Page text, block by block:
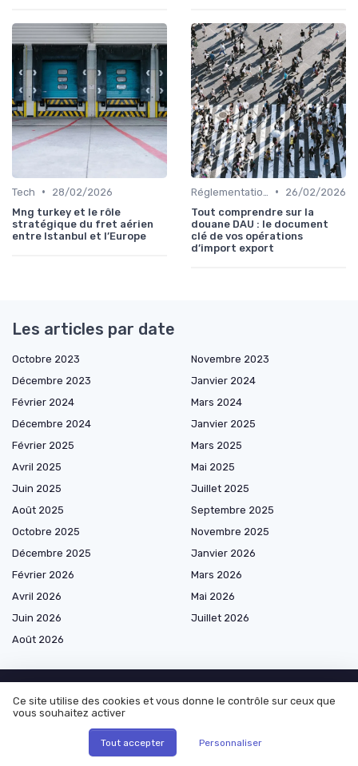
Tech •
28/02/2026
Mng turkey et le rôle
stratégique du fret aérien
entre Istanbul et l’Europe
•
26/02/2026
Tout comprendre sur la
douane DAU : le document
clé de vos opérations
d’import export
Les articles par date
Octobre 2023
Novembre 2023
Décembre 2023
Janvier 2024
Février 2024
Mars 2024
Décembre 2024
Janvier 2025
Février 2025
Mars 2025
Avril 2025
Mai 2025
Juin 2025
Juillet 2025
Août 2025
Septembre 2025
Octobre 2025
Novembre 2025
Décembre 2025
Janvier 2026
Février 2026
Mars 2026
Avril 2026
Mai 2026
Juin 2026
Juillet 2026
Août 2026
Les plus lus
Comment convertir un mètre cube en tonnes dans le secteur de
Ce site utilise des cookies et vous donne le contrôle sur ceux que
vous souhaitez activer
Tout accepter Personnaliser